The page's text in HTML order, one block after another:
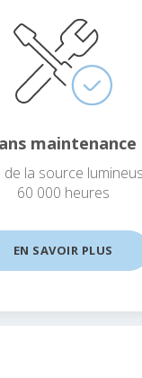
maintenance
de la source
60 000 heures
EN SAVOIR PLUS